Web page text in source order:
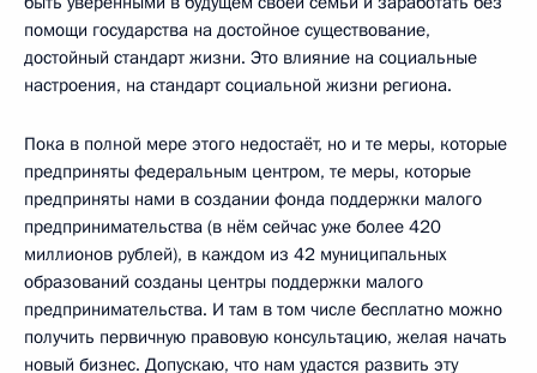
помощи государства на достойное существование,
достойный стандарт жизни. Это влияние на социальные
настроения, на стандарт социальной жизни региона.
Пока в полной мере этого недостаёт, но и те меры, которые
предприняты федеральным центром, те меры, которые
предприняты нами в создании фонда поддержки малого
предпринимательства (в нём сейчас уже более 420
миллионов рублей), в каждом из 42 муниципальных
образований созданы центры поддержки малого
предпринимательства. И там в том числе бесплатно можно
получить первичную правовую консультацию, желая начать
новый бизнес. Допускаю, что нам удастся развить эту